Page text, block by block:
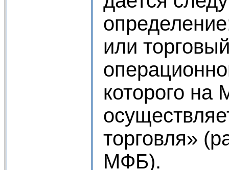
или
которого на
торговля»
МФБ).